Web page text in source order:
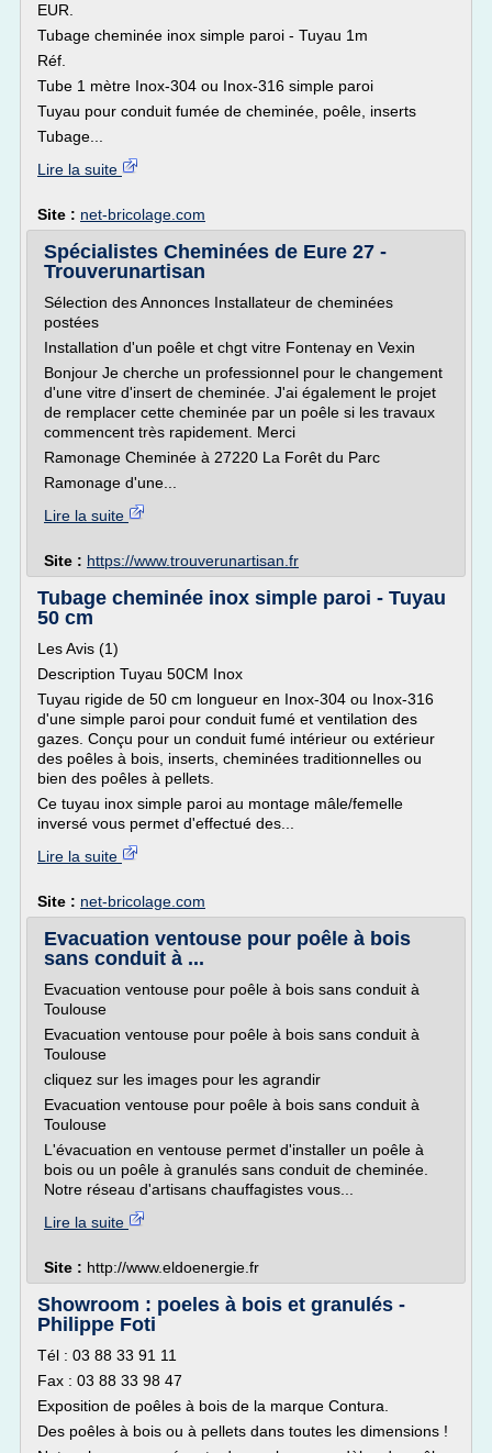
EUR.
Tubage cheminée inox simple paroi - Tuyau 1m
Réf.
Tube 1 mètre Inox-304 ou Inox-316 simple paroi
Tuyau pour conduit fumée de cheminée, poêle, inserts
Tubage...
Lire la suite
Site : net-bricolage.com
Spécialistes Cheminées de Eure 27 -
Trouverunartisan
Sélection des Annonces Installateur de cheminées
postées
Installation d'un poêle et chgt vitre Fontenay en Vexin
Bonjour Je cherche un professionnel pour le changement
d'une vitre d'insert de cheminée. J'ai également le projet
de remplacer cette cheminée par un poêle si les travaux
commencent très rapidement. Merci
Ramonage Cheminée à 27220 La Forêt du Parc
Ramonage d'une...
Lire la suite
Site : https://www.trouverunartisan.fr
Tubage cheminée inox simple paroi - Tuyau
50 cm
Les Avis (1)
Description Tuyau 50CM Inox
Tuyau rigide de 50 cm longueur en Inox-304 ou Inox-316
d'une simple paroi pour conduit fumé et ventilation des
gazes. Conçu pour un conduit fumé intérieur ou extérieur
des poêles à bois, inserts, cheminées traditionnelles ou
bien des poêles à pellets.
Ce tuyau inox simple paroi au montage mâle/femelle
inversé vous permet d'effectué des...
Lire la suite
Site : net-bricolage.com
Evacuation ventouse pour poêle à bois
sans conduit à ...
Evacuation ventouse pour poêle à bois sans conduit à
Toulouse
Evacuation ventouse pour poêle à bois sans conduit à
Toulouse
cliquez sur les images pour les agrandir
Evacuation ventouse pour poêle à bois sans conduit à
Toulouse
L'évacuation en ventouse permet d'installer un poêle à
bois ou un poêle à granulés sans conduit de cheminée.
Notre réseau d'artisans chauffagistes vous...
Lire la suite
Site : http://www.eldoenergie.fr
Showroom : poeles à bois et granulés -
Philippe Foti
Tél : 03 88 33 91 11
Fax : 03 88 33 98 47
Exposition de poêles à bois de la marque Contura.
Des poêles à bois ou à pellets dans toutes les dimensions !